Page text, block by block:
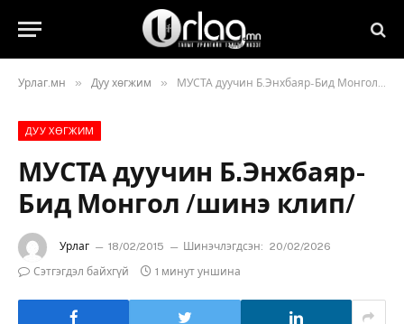
Урлаг.мн » Дуу хөгжим » МУСТА дуучин Б.Энхбаяр-Бид Монгол /шинэ клип/
ДУУ ХӨГЖИМ
МУСТА дуучин Б.Энхбаяр-
Бид Монгол /шинэ клип/
Урлаг 18/02/2015 Шинэчлэгдсэн: 20/02/2026
Сэтгэгдэл байхгүй
1 минут уншина